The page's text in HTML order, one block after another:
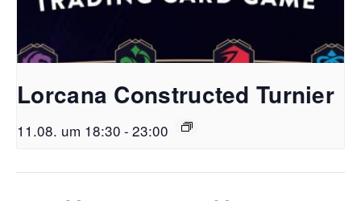
Lorcana Constructed Turnier
11.08. um 18:30 - 23:00